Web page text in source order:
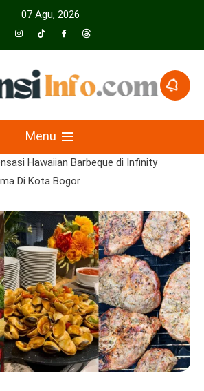
07 Agu, 2026
Menu
Hawaiian Barbeque di Infinity
Di Kota Bogor